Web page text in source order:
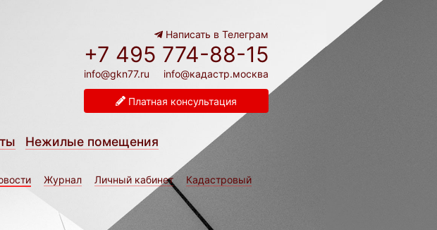
Написать в Телеграм
+7 495 774-88-15
info@gkn77.ru info@кадастр.москва
Платная консультация
Нежилые помещения
Журнал Личный кабинет
Кадастровый